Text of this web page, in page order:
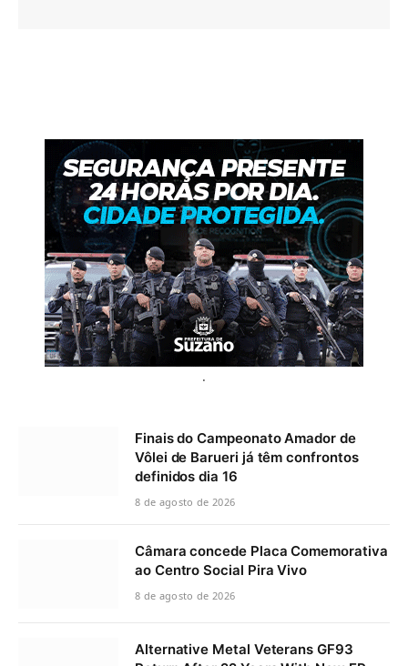
.
Finais do Campeonato Amador de
Vôlei de Barueri já têm confrontos
definidos dia 16
8 de agosto de 2026
Câmara concede Placa Comemorativa
ao Centro Social Pira Vivo
8 de agosto de 2026
Alternative Metal Veterans GF93